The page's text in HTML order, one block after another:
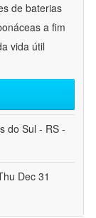
de baterias
a fim
vida útil
do Sul - RS -
Dec 31